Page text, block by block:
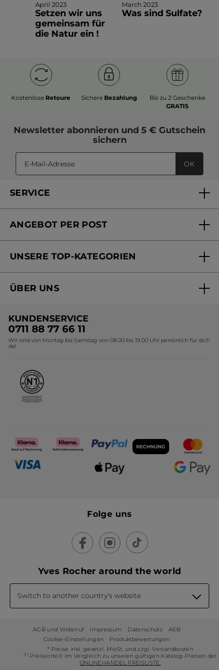
April 2023
Setzen wir uns
gemeinsam für
die Natur ein !
March 2023
Was sind Sulfate?
Kostenlose Retoure Sichere Bezahlung
Bis zu 2 Geschenke
GRATIS
Newsletter abonnieren und 5 € Gutschein
sichern
OK
SERVICE
Mein Konto
Online Preisliste
ANGEBOT PER POST
Versandhandel Preisliste
UNSERE TOP-KATEGORIEN
Black Friday Yves Rocher
Geschenkideen Yves Rocher
Kollektion Monoi Yves Rocher
ÜBER UNS
Umweltstiftung YR
Affiliate Programm
KUNDENSERVICE
0711 88 77 66 11
Wir sind von Montag bis Samstag von 08.00 bis 19.00 Uhr persönlich für dich
da!
Folge uns
Yves Rocher around the world
Switch to another country's website
AGB und Widerruf Impressum Datenschutz
AEB
Cookie-Einstellungen
Produktbewertungen
* Preise inkl. gesetzl. MwSt. und zzgl. Versandkosten
(1) Preisvorteil: Im Vergleich zu unseren gültigen Katalog-Preisen der
ONLINEHANDEL PREISLISTE.